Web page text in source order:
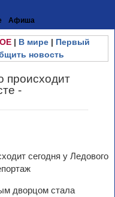
Афиша
| В мире| Первый
новость
происходит
-
дворцом стала